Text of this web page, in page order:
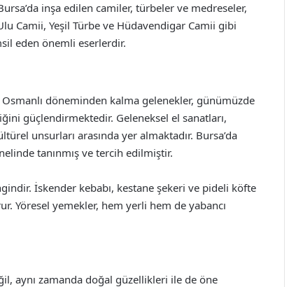
inşa edilen camiler, türbeler ve medreseler,
Camii, Yeşil Türbe ve Hüdavendigar Camii gibi
eden önemli eserlerdir.
döneminden kalma gelenekler, günümüzde
güçlendirmektedir. Geleneksel el sanatları,
unsurları arasında yer almaktadır. Bursa’da
tanınmış ve tercih edilmiştir.
İskender kebabı, kestane şekeri ve pideli köfte
Yöresel yemekler, hem yerli hem de yabancı
aynı zamanda doğal güzellikleri ile de öne